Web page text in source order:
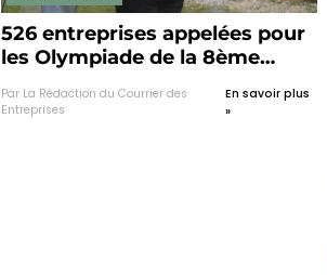
526 entreprises appelées pour
les Olympiade de la 8ème
Forme au Brézet
Par La Rédaction du Courrier des
Entreprises
En savoir plus
»